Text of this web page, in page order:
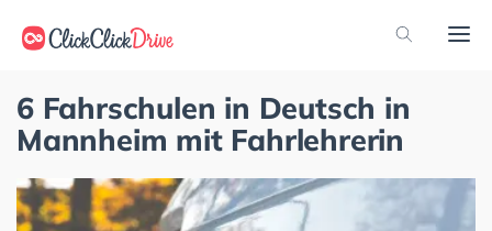
6 Fahrschulen in Deutsch in
Mannheim mit Fahrlehrerin